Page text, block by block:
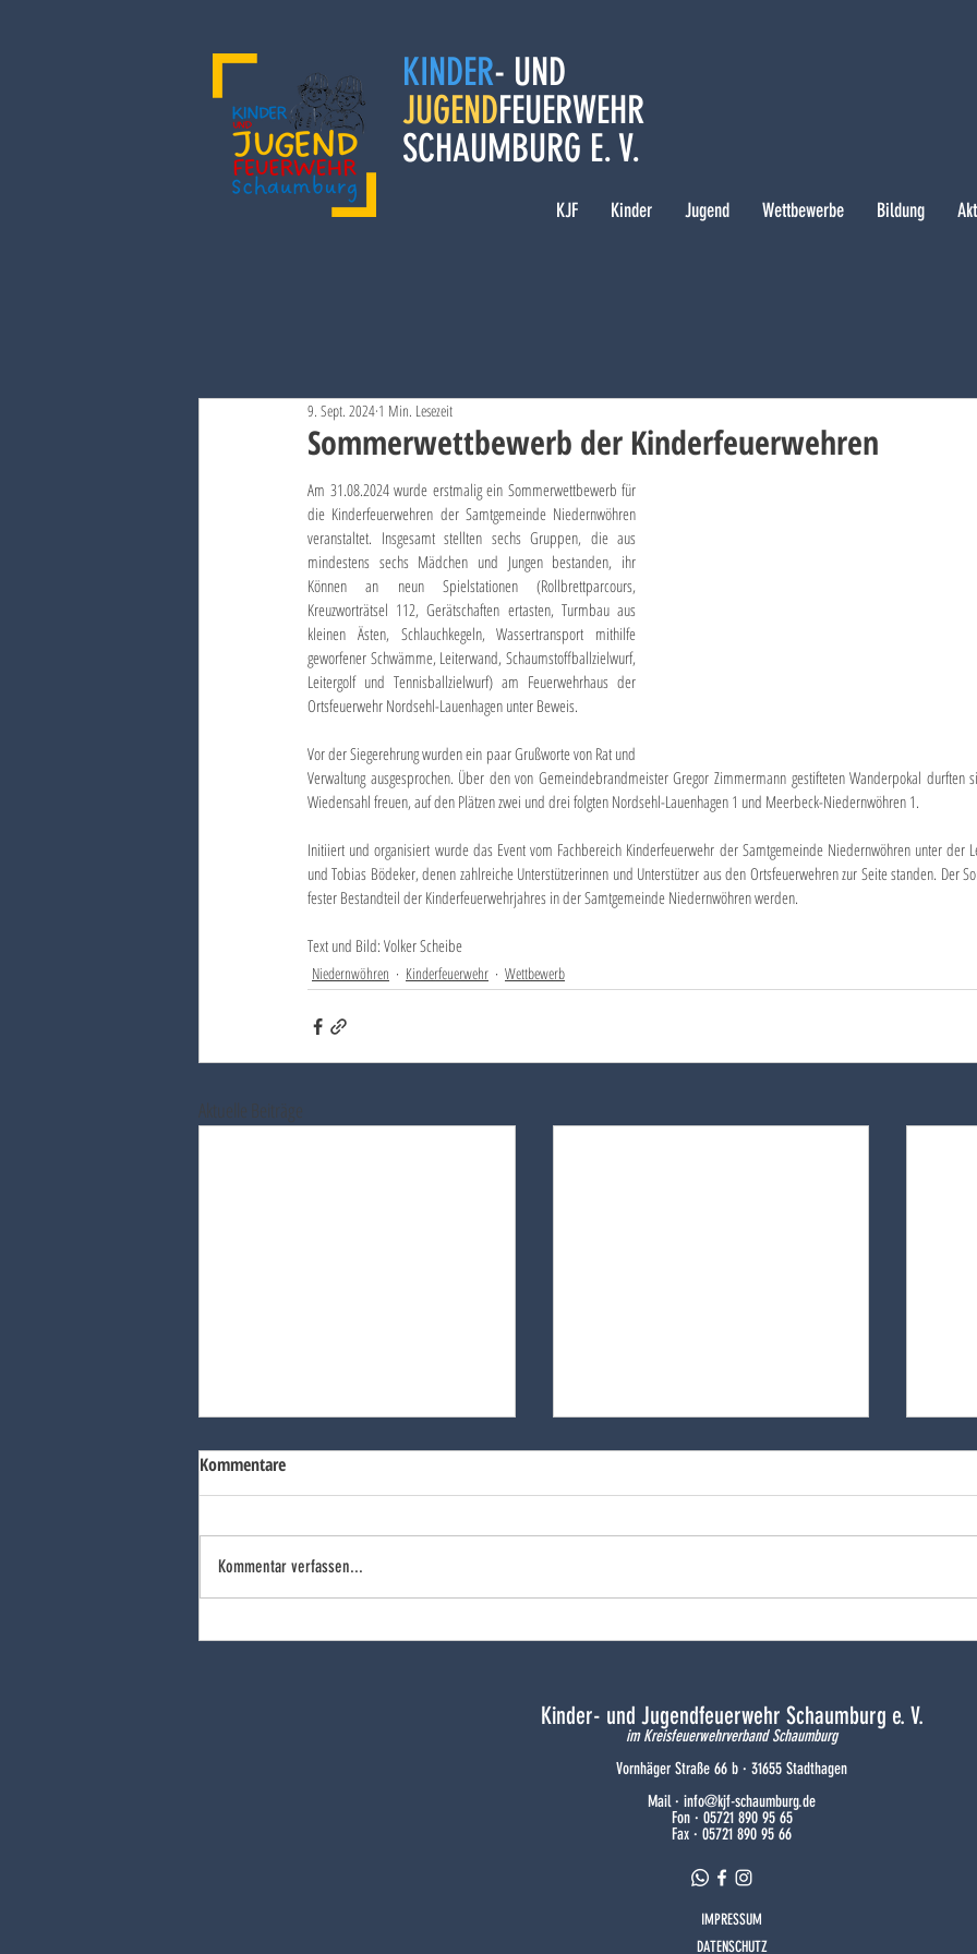
KINDER- UND
JUGENDFEUERWEHR
SCHAUMBURG E. V.
KJF Kinder Jugend Wettbewerbe Bildung
Sommerwettbewerb der Kinderfeuerwehren
9. Sept. 2024 1 Min. Lesezeit
Am 31.08.2024 wurde erstmalig ein Sommerwettbewerb für
die Kinderfeuerwehren der Samtgemeinde Niedernwöhren
veranstaltet. Insgesamt stellten sechs Gruppen, die aus
mindestens sechs Mädchen und Jungen bestanden, ihr
Können an neun Spielstationen (Rollbrettparcours,
Kreuzworträtsel 112, Gerätschaften ertasten, Turmbau aus
kleinen Ästen, Schlauchkegeln, Wassertransport mithilfe
geworfener Schwämme, Leiterwand, Schaumstoffballzielwurf,
Leitergolf und Tennisballzielwurf) am Feuerwehrhaus der
Ortsfeuerwehr Nordsehl-Lauenhagen unter Beweis.
Vor der Siegerehrung wurden ein paar Grußworte von Rat und
Verwaltung ausgesprochen. Über den von Gemeindebrandmeister Gregor Zimmermann gestifteten Wanderpokal durften
Wiedensahl freuen, auf den Plätzen zwei und drei folgten Nordsehl-Lauenhagen 1 und Meerbeck-Niedernwöhren 1.
Initiiert und organisiert wurde das Event vom Fachbereich Kinderfeuerwehr der Samtgemeinde Niedernwöhren unter der
und Tobias Bödeker, denen zahlreiche Unterstützerinnen und Unterstützer aus den Ortsfeuerwehren zur Seite standen. Der
fester Bestandteil der Kinderfeuerwehrjahres in der Samtgemeinde Niedernwöhren werden.
Text und Bild: Volker Scheibe
Niedernwöhren Kinderfeuerwehr Wettbewerb
Aktuelle Beiträge
Silberdekoriert und
Kommentare
Kommentar verfassen...
Kinder- und Jugendfeuerwehr Schaumburg e. V.
im Kreisfeuerwehrverband Schaumburg
Vornhäger Straße 66 b · 31655 Stadthagen
Mail · info@kjf-schaumburg.de
Fon · 05721 890 95 65
Fax · 05721 890 95 66
IMPRESSUM
DATENSCHUTZ